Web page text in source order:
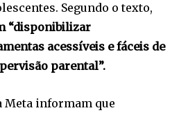
Segundo o texto,
“disponibilizar
acessíveis e fáceis de
parental”.
Meta informam que